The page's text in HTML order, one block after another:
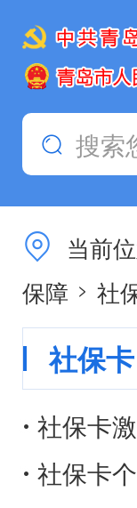
当前
保障 > 社
社保卡
社保卡
社保卡